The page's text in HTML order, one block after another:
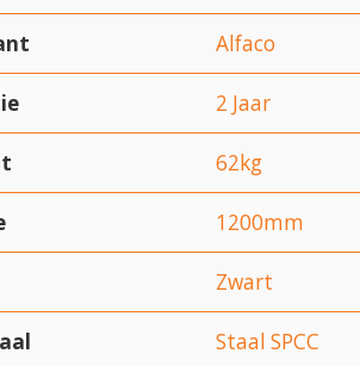
Alfaco
2 Jaar
62kg
1200mm
Zwart
Staal SPCC